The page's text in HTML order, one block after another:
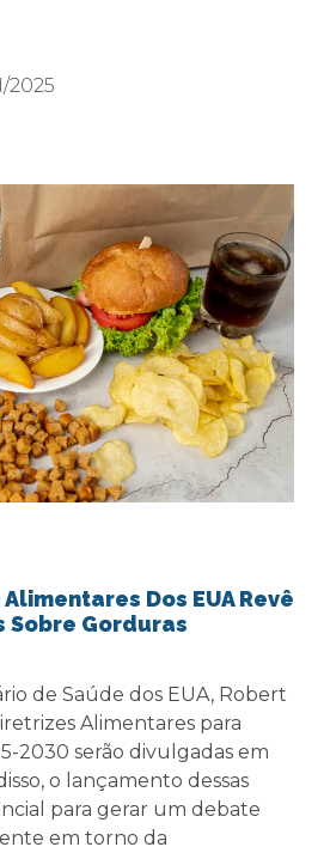
2025
Dos EUA Revê
Sobre Gorduras
de Saúde dos EUA, Robert
Alimentares para
2030 serão divulgadas em
o lançamento dessas
para gerar um debate
em torno da